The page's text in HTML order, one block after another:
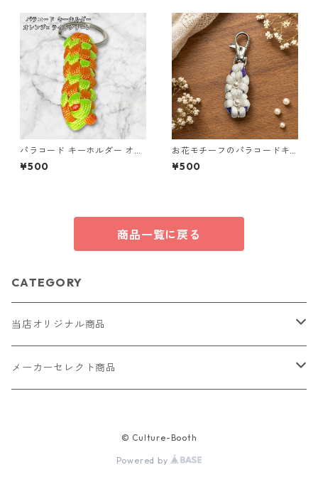
パラコード キーホルダー オレ
ンジ ライトグリーン 編み込み
s25
¥500
お花モチーフのパラコードキ
ーホルダー ホワイト×パープル
ハンドメイド 国産 本革 ヌメ革
¥500
商品一覧に戻る
CATEGORY
当店オリジナル商品
レザー（革）
メーカーセレクト商品
© Culture-Booth
Powered by